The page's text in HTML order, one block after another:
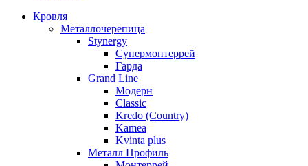
Кровля
Металлочерепица
Stynergy
Супермонтеррей
Гарда
Grand Line
Модерн
Classic
Kredo (Country)
Kamea
Kvinta plus
Металл Профиль